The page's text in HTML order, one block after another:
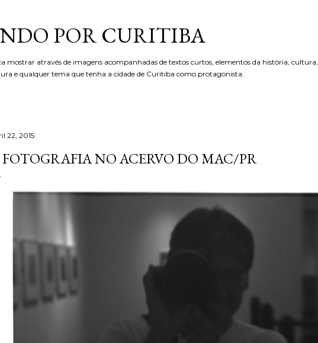
POR CURITIBA
mostrar através de imagens acompanhadas de textos curtos, elementos da história, cultura,
e qualquer tema que tenha a cidade de Curitiba como protagonista.
22, 2015
NO ACERVO DO MAC/PR